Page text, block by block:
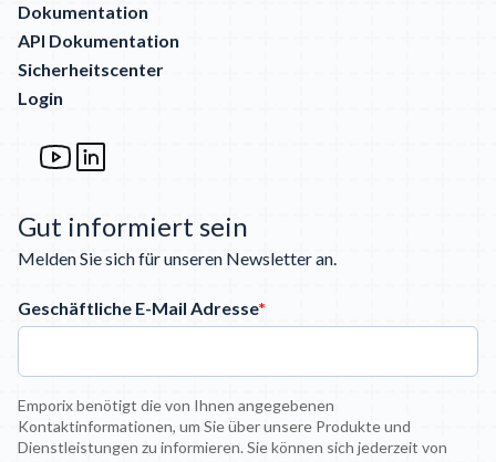
Dokumentation
API Dokumentation
Sicherheitscenter
Login
Gut informiert sein
Melden Sie sich für unseren Newsletter an.
Geschäftliche E-Mail Adresse*
Emporix benötigt die von Ihnen angegebenen
Kontaktinformationen, um Sie über unsere Produkte und
Dienstleistungen zu informieren. Sie können sich jederzeit von